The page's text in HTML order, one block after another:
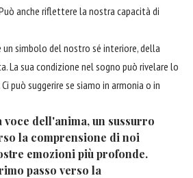
anche riflettere la nostra capacità di
un simbolo del nostro sé interiore, della
La sua condizione nel sogno può rivelare lo
può suggerire se siamo in armonia o in
voce dell'anima, un sussurro
la comprensione di noi
emozioni più profonde.
passo verso la